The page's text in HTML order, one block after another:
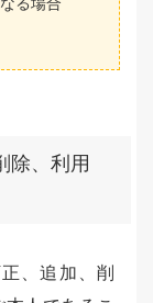
除、利用
、追加、削